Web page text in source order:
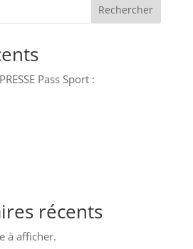
Rechercher
Pass Sport :
récents
à afficher.